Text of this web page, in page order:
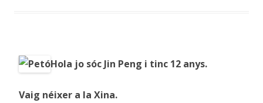
Hola jo sóc Jin Peng i tinc 12 anys.
Vaig néixer a la Xina.